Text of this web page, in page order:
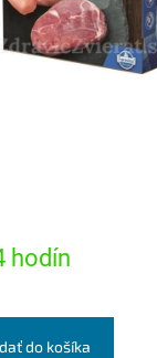
hodín
do košíka